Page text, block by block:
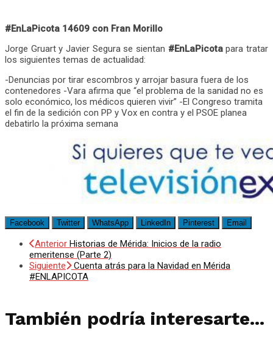
#EnLaPicota 14609 con Fran Morillo
Jorge Gruart y Javier Segura se sientan #EnLaPicotapara tratar
los siguientes temas de actualidad:
-Denuncias por tirar escombros y arrojar basura fuera de los
contenedores -Vara afirma que “el problema de la sanidad no es
solo económico, los médicos quieren vivir” -El Congreso tramita
el fin de la sedición con PP y Vox en contra y el PSOE planea
debatirlo la próxima semana
Facebook Twitter WhatsApp LinkedIn Pinterest Email
Anterior Historias de Mérida: Inicios de la radio
emeritense (Parte 2)
Siguiente
Cuenta atrás para la Navidad en Mérida
#ENLAPICOTA
También podría interesarte...